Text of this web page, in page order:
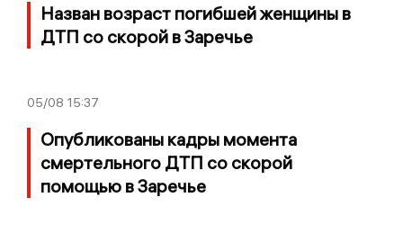
Назван возраст погибшей женщины в
ДТП со скорой в Заречье
05/08 15:37
Опубликованы кадры момента
смертельного ДТП со скорой
помощью в Заречье